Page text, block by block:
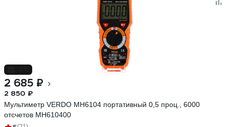
2 685 ₽
2 850 ₽
Мультиметр VERDO MH6104 портативный 0,5 проц., 6000
отсчетов MH610400